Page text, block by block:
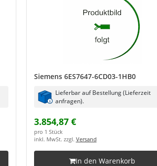
Siemens 6ES7647-6CD03-1HB0
Lieferbar auf Bestellung (Lieferzeit
anfragen).
3.854,87 €
pro 1 Stück
inkl. MwSt. zzgl. Versand
In den Warenkorb